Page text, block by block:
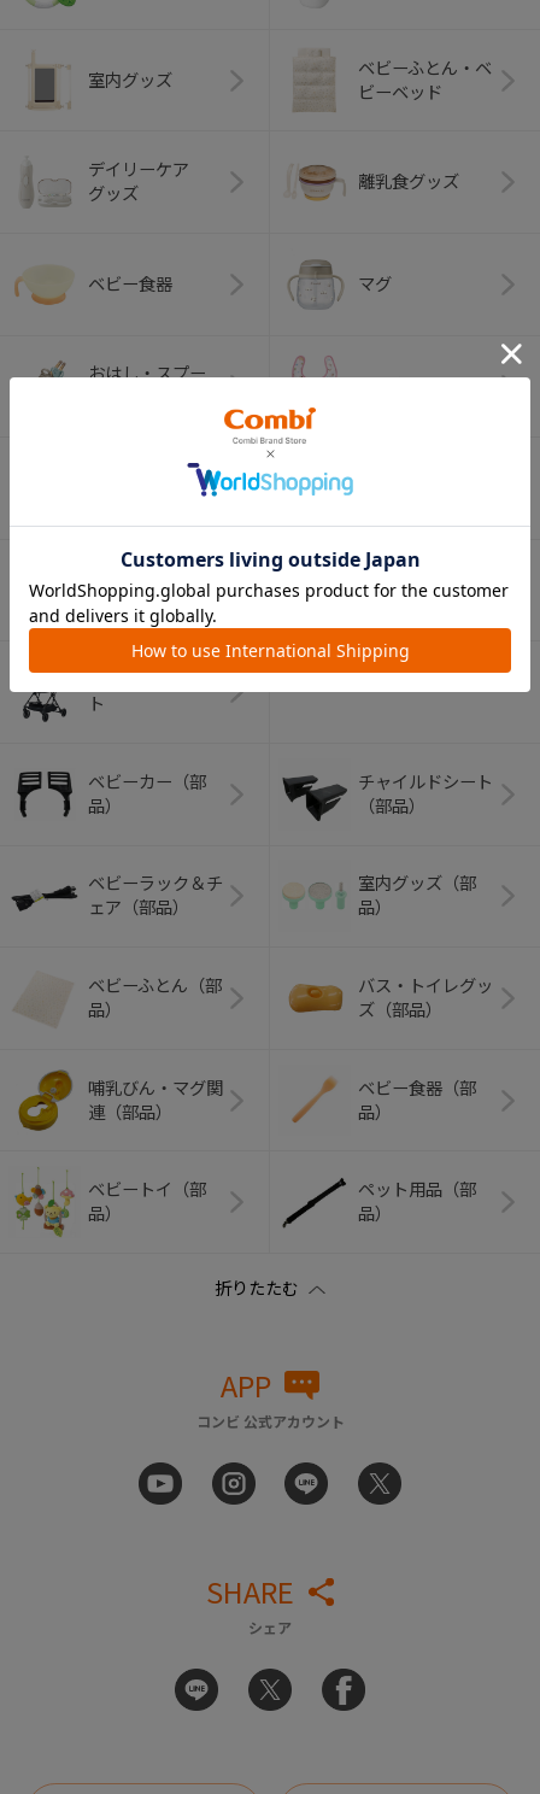
室内グッズ
ベビーふとん・ベ
ビーベッド
デイリーケア
グッズ
離乳食グッズ
ベビー食器 マグ
おはし・スプー
（お口のケア）
（ヘルメット）
ペット用品
ショッピングカー
ト
ベビーカー（部
品）
チャイルドシート
（部品）
ベビーラック＆チ
ェア（部品）
室内グッズ（部
品）
ベビーふとん（部
品）
バス・トイレグッ
ズ（部品）
哺乳びん・マグ関
連（部品）
ベビー食器（部
品）
ベビートイ（部
品）
ペット用品（部
品）
APP
コンビ 公式アカウント
SHARE
シェア